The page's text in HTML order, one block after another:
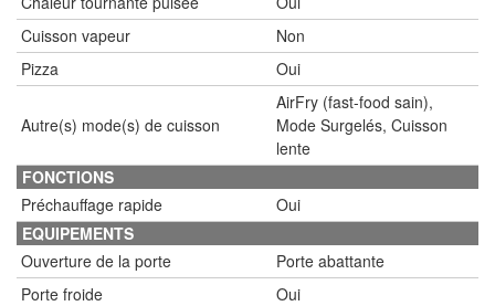
Cuisson vapeur
Non
Pizza
Oui
Autre(s) mode(s) de cuisson
AirFry (fast-food sain),
Mode Surgelés, Cuisson
lente
FONCTIONS
Préchauffage rapide
Oui
EQUIPEMENTS
Ouverture de la porte
Porte abattante
Porte froide
Oui